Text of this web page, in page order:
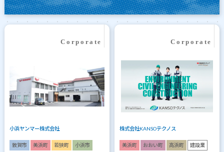
小浜ヤンマー株式会社
敦賀市 美浜町 若狭町 小浜市
株式会社KANSOテクノス
美浜町 おおい町 高浜町 建設業